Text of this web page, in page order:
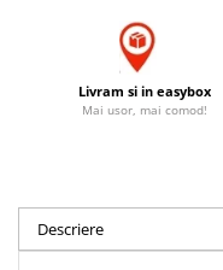
Instrumente teologice
Literatura
Biografii
Accesorii birou
Tablouri din lemn
Pungi cadou cu versete
Semne de carte
Carti postaleLivram si in easybox
Mai usor, mai comod!
Descriere